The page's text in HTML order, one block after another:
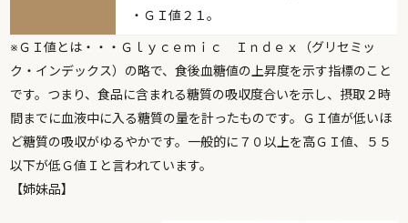
・ＧＩ値２１。
※ＧＩ値とは・・・Ｇｌｙｃｅｍｉｃ Ｉｎｄｅｘ（グリセミッ
ク・インデックス）の略で、食後血糖値の上昇度を示す指標のこと
です。つまり、食品に含まれる糖質の吸収度合いを示し、摂取２時
間までに血液中に入る糖質の量を計ったものです。ＧＩ値が低いほ
ど糖質の吸収がゆるやかです。一般的に７０以上を高ＧＩ値、５５
以下が低Ｇ値Ｉと言われています。
【姉妹品】